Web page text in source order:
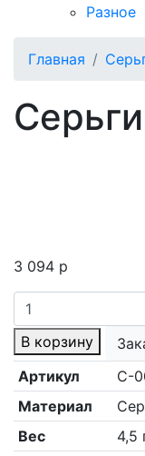
Разное
Главная
3 094 p
Количество
товара
Серьги
лунница
В корзину
Артикул
С-
Материал
Вес
4,5